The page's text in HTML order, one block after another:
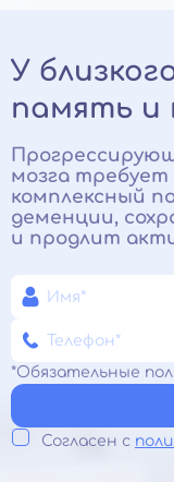
У
память и
мозга требует
комплексный
деменции,
и продлит
*Обязательные
Согласен с